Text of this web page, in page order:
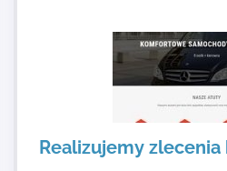
Realizujemy